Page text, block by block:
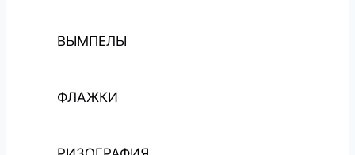
ВЫМПЕЛЫ
ФЛАЖКИ